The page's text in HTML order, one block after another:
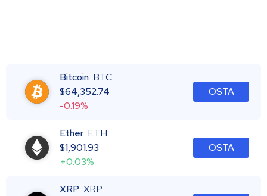
Bitcoin BTC
$64,352.74
-0.19%
OSTA
Ether ETH
$1,901.93
+0.03%
OSTA
XRP XRP